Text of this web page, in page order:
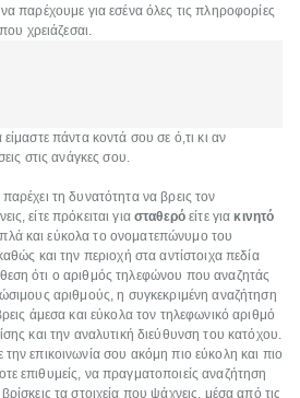
παρέχουμε για εσένα όλες τις πληροφορίες
χρειάζεσαι.
πάντα κοντά σου σε ό,τι κι αν
στις ανάγκες σου.
τη δυνατότητα να βρεις τον
είτε πρόκειται γιασταθερό είτε για κινητό
και εύκολα το ονοματεπώνυμο του
και την περιοχή στα αντίστοιχα πεδία
ότι ο αριθμός τηλεφώνου που αναζητάς
αριθμούς, η συγκεκριμένη αναζήτηση
άμεσα και εύκολα τον τηλεφωνικό αριθμό
και την αναλυτική διεύθυνση του κατόχου.
επικοινωνία σου ακόμη πιο εύκολη και πιο
επιθυμείς, να πραγματοποιείς αναζήτηση
τα στοιχεία που ψάχνεις, μέσα από τις